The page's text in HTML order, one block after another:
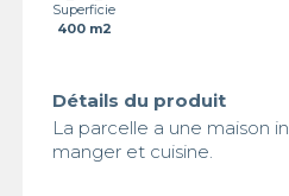
Superficie
400 m2
Détails du produit
La parcelle a une maison
manger et cuisine.